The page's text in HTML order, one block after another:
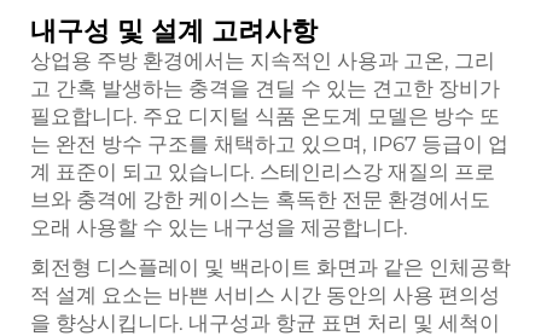
내구성 및 설계 고려사항
상업용 주방 환경에서는 지속적인 사용과 고온, 그리
고 간혹 발생하는 충격을 견딜 수 있는 견고한 장비가
필요합니다. 주요 디지털 식품 온도계 모델은 방수 또
는 완전 방수 구조를 채택하고 있으며, IP67 등급이 업
계 표준이 되고 있습니다. 스테인리스강 재질의 프로
브와 충격에 강한 케이스는 혹독한 전문 환경에서도
오래 사용할 수 있는 내구성을 제공합니다.
회전형 디스플레이 및 백라이트 화면과 같은 인체공학
적 설계 요소는 바쁜 서비스 시간 동안의 사용 편의성
을 향상시킵니다. 내구성과 항균 표면 처리 및 세척이